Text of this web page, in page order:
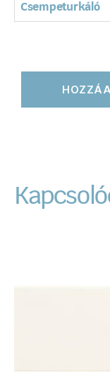
Csempeturkáló